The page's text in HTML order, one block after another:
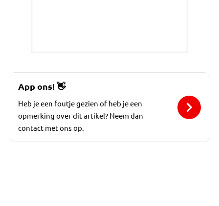
App ons!👋
Heb je een foutje gezien of heb je een
opmerking over dit artikel? Neem dan
contact met ons op.